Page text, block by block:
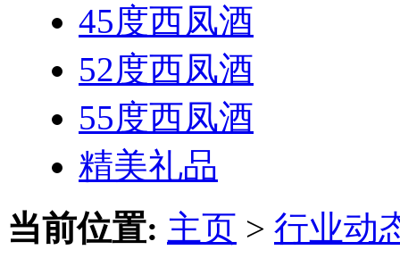
45度西凤酒
52度西凤酒
55度西凤酒
精美礼品
当前位置: 主页 > 行业动